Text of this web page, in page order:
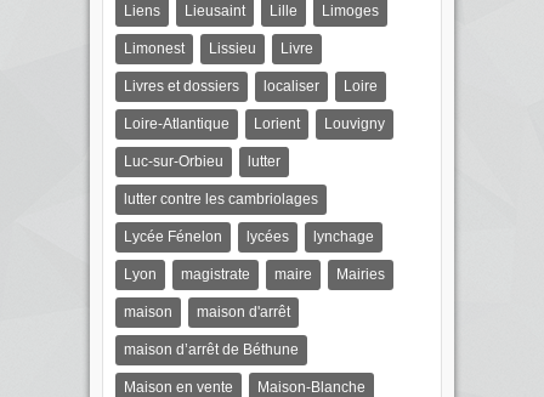
Liens Lieusaint Lille Limoges
Limonest Lissieu Livre
Livres et dossiers localiser Loire
Loire-Atlantique Lorient Louvigny
Luc-sur-Orbieu lutter
lutter contre les cambriolages
Lycée Fénelon lycées lynchage
Lyon magistrate maire Mairies
maison maison d'arrêt
maison d’arrêt de Béthune
Maison en vente Maison-Blanche